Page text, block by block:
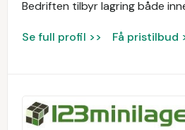
Bedriften tilbyr lagring både
Se full profil >> Få pristilbud